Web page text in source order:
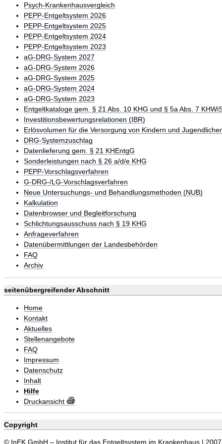
Psych-Krankenhausvergleich
PEPP-Entgeltsystem 2026
PEPP-Entgeltsystem 2025
PEPP-Entgeltsystem 2024
PEPP-Entgeltsystem 2023
aG-DRG-System 2027
aG-DRG-System 2026
aG-DRG-System 2025
aG-DRG-System 2024
aG-DRG-System 2023
Entgeltkataloge gem. § 21 Abs. 10 KHG und § 5a Abs. 7
Investitionsbewertungsrelationen (IBR)
Erlösvolumen für die Versorgung von Kindern und
DRG-Systemzuschlag
Datenlieferung gem. § 21 KHEntgG
Sonderleistungen nach § 26 a/d/e KHG
PEPP-Vorschlagsverfahren
G-DRG-/LG-Vorschlagsverfahren
Neue Untersuchungs- und Behandlungsmethoden (NUB)
Kalkulation
Datenbrowser und Begleitforschung
Schlichtungsausschuss nach § 19 KHG
Anfrageverfahren
Datenübermittlungen der Landesbehörden
FAQ
Archiv
seitenübergreifender Abschnitt
Home
Kontakt
Aktuelles
Stellenangebote
FAQ
Impressum
Datenschutz
Inhalt
Hilfe
Druckansicht
Copyright
© InEK GmbH – Institut für das Entgeltsystem im Krankenhaus |